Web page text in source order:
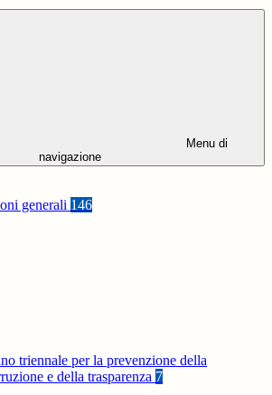
Menu di
navigazione
generali 146
triennale per la prevenzione della
e della trasparenza 7